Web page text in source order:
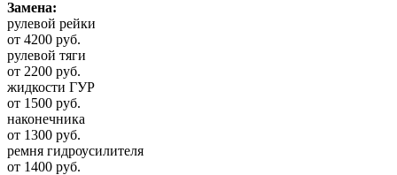
Замена:
рулевой рейки
от 4200 руб.
рулевой тяги
от 2200 руб.
жидкости ГУР
от 1500 руб.
наконечника
от 1300 руб.
ремня гидроусилителя
от 1400 руб.